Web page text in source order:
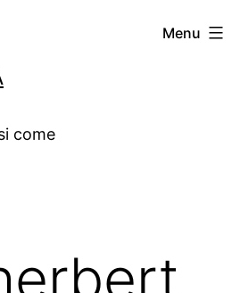
come
Menu